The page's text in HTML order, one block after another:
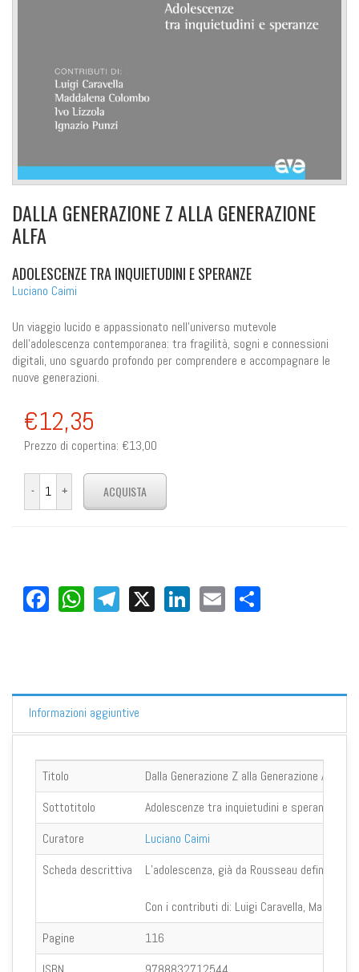
DALLA GENERAZIONE Z ALLA GENERAZIONE
ALFA
ADOLESCENZE TRA INQUIETUDINI E SPERANZE
Luciano Caimi
Un viaggio lucido e appassionato nell'universo mutevole
dell'adolescenza contemporanea: tra fragilità, sogni e connessioni
digitali, uno sguardo profondo per comprendere e accompagnare le
nuove generazioni.
€12,35
Prezzo di copertina: €13,00
Facebook
WhatsApp
Telegram
X LinkedIn
Email
Informazioni aggiuntive
Titolo
Dalla Generazione Z alla Generazione Alfa
Sottotitolo
Adolescenze tra inquietudini e speranze
Curatore
Luciano Caimi
Scheda descrittiva
L’adolescenza, già da Rousseau definita
Con i contributi di: Luigi Caravella,
Pagine
116